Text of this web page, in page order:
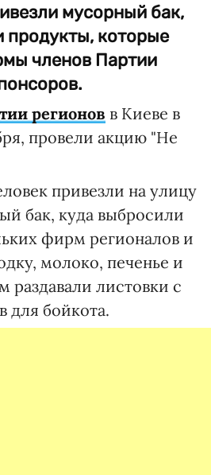
мусорный бак,
продукты, которые
членов Партии
регионов в Киеве в
провели акцию "Не
привезли на улицу
бак, куда выбросили
фирм регионалов и
молоко, печенье и
раздавали листовки с
для бойкота.